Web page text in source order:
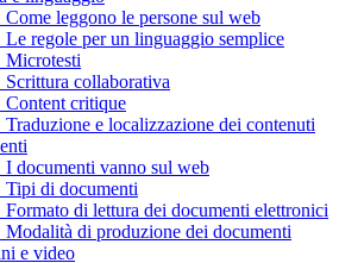
Come leggono le persone sul web
Le regole per un linguaggio semplice
Microtesti
Scrittura collaborativa
Content critique
Traduzione e localizzazione dei contenuti
I documenti vanno sul web
Tipi di documenti
Formato di lettura dei documenti elettronici
Modalità di produzione dei documenti
e video